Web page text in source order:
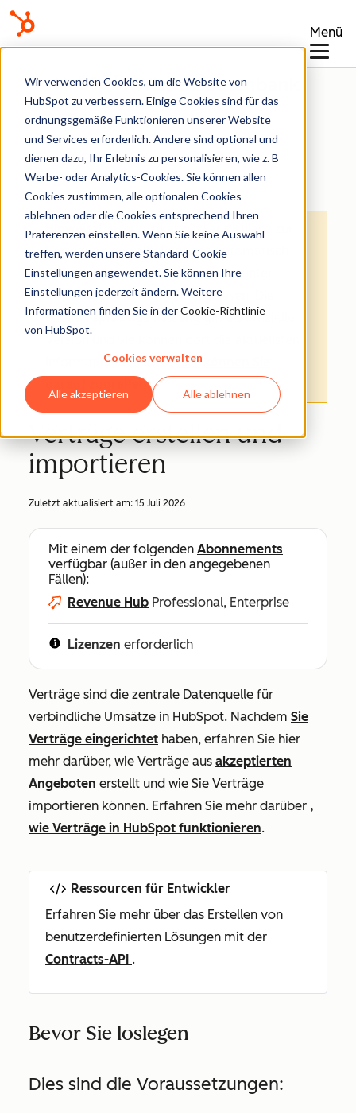
Wir verwenden Cookies, um die Website von
HubSpot zu verbessern. Einige Cookies sind für das
ordnungsgemäße Funktionieren unserer Website
und Services erforderlich. Andere sind optional und
dienen dazu, Ihr Erlebnis zu personalisieren, wie z. B
Werbe- oder Analytics-Cookies. Sie können allen
Cookies zustimmen, alle optionalen Cookies
ablehnen oder die Cookies entsprechend Ihren
Präferenzen einstellen. Wenn Sie keine Auswahl
treffen, werden unsere Standard-Cookie-
Einstellungen angewendet. Sie können Ihre
Einstellungen jederzeit ändern. Weitere
Informationen finden Sie in derCookie-Richtlinie
von HubSpot.
Cookies verwalten
Alle akzeptieren Alle ablehnen
Menü
Wissensdatenbank
Verträge
: Dieser Artikel wird aus Kulanz zur
Verfügung gestellt.Er wurde automatisch
mit einer Software übersetzt und unter
Umständen nicht korrekturgelesen. Die
englischsprachige Fassung gilt als offizielle
Version und Sie können dort die aktuellsten
Informationen finden.Hier können Sie
darauf zugreifen.
Verträge erstellen und
importieren
Zuletzt aktualisiert am: 15 Juli 2026
Mit einem der folgenden Abonnements
verfügbar (außer in den angegebenen
Fällen):
Revenue Hub Professional, Enterprise
Lizenzen erforderlich
Verträge sind die zentrale Datenquelle für
verbindliche Umsätze in HubSpot. Nachdem Sie
Verträge eingerichtet haben, erfahren Sie hier
mehr darüber, wie Verträge aus akzeptierten
Angeboten erstellt und wie Sie Verträge
importieren können. Erfahren Sie mehr darüber ,
wie Verträge in HubSpot funktionieren.
Ressourcen für Entwickler
Erfahren Sie mehr über das Erstellen von
benutzerdefinierten Lösungen mit der
Contracts-API .
Bevor Sie loslegen
Dies sind die Voraussetzungen: